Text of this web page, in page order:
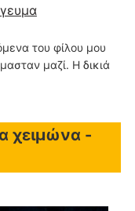
του φίλου μου
μαζί. Η δικιά
χειμώνα -